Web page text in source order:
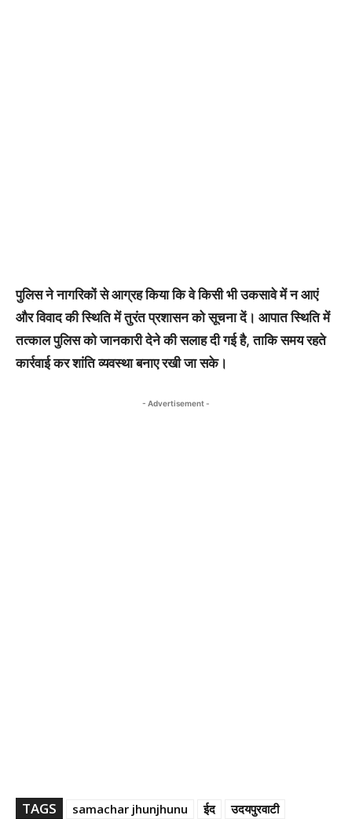
पुलिस ने नागरिकों से आग्रह किया कि वे किसी भी उकसावे में न आएं
और विवाद की स्थिति में तुरंत प्रशासन को सूचना दें। आपात स्थिति में
तत्काल पुलिस को जानकारी देने की सलाह दी गई है, ताकि समय रहते
कार्रवाई कर शांति व्यवस्था बनाए रखी जा सके।
- Advertisement -
TAGS samachar jhunjhunu ईद
उदयपुरवाटी